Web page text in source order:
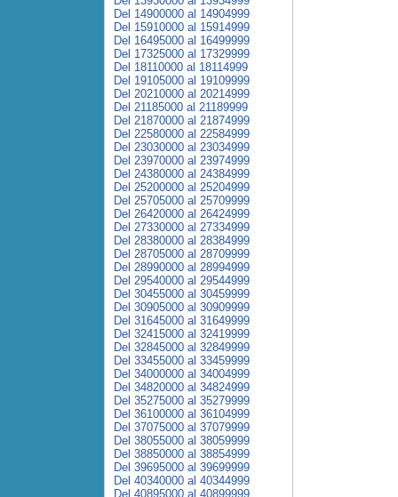
Del 14900000 al 14904999
Del 15910000 al 15914999
Del 16495000 al 16499999
Del 17325000 al 17329999
Del 18110000 al 18114999
Del 19105000 al 19109999
Del 20210000 al 20214999
Del 21185000 al 21189999
Del 21870000 al 21874999
Del 22580000 al 22584999
Del 23030000 al 23034999
Del 23970000 al 23974999
Del 24380000 al 24384999
Del 25200000 al 25204999
Del 25705000 al 25709999
Del 26420000 al 26424999
Del 27330000 al 27334999
Del 28380000 al 28384999
Del 28705000 al 28709999
Del 28990000 al 28994999
Del 29540000 al 29544999
Del 30455000 al 30459999
Del 30905000 al 30909999
Del 31645000 al 31649999
Del 32415000 al 32419999
Del 32845000 al 32849999
Del 33455000 al 33459999
Del 34000000 al 34004999
Del 34820000 al 34824999
Del 35275000 al 35279999
Del 36100000 al 36104999
Del 37075000 al 37079999
Del 38055000 al 38059999
Del 38850000 al 38854999
Del 39695000 al 39699999
Del 40340000 al 40344999
Del 40895000 al 40899999